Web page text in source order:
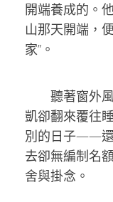
開端養成的。
山那天開端，
家”。
聽著窗外
凱卻翻來覆往
別的日子——還
去卻無編制名
舍與掛念。